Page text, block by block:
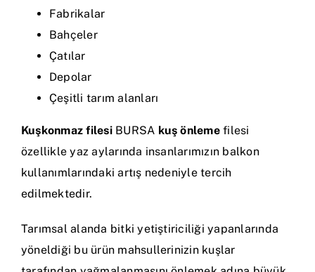
Fabrikalar
Bahçeler
Çatılar
Depolar
Çeşitli tarım alanları
Kuşkonmaz filesi BURSA kuş önlemefilesi
özellikle yaz aylarında insanlarımızın balkon
kullanımlarındaki artış nedeniyle tercih
edilmektedir.
Tarımsal alanda bitki yetiştiriciliği yapanlarında
yöneldiği bu ürün mahsullerinizin kuşlar